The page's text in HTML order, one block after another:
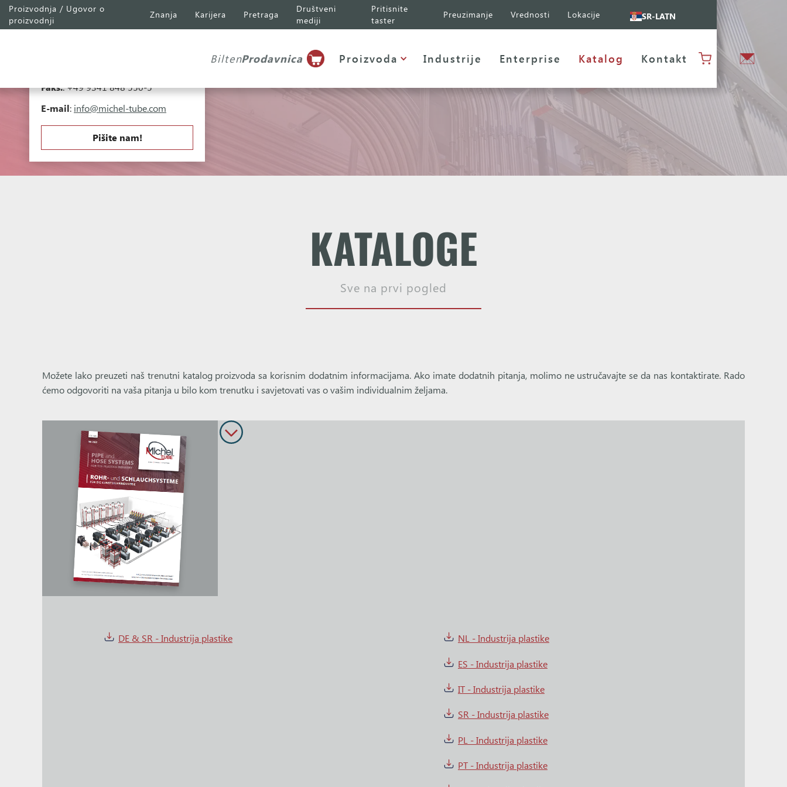
Michel Tube
Engineering GmbH
Faks.: +49 9341 848 550-5
E-mail: info@michel-tube.com
Pišite nam!
Proizvodnja / Ugovor o
proizvodnji
Znanja Karijera Pretraga
Društveni
mediji
Pritisnite
taster
Preuzimanje Vrednosti Lokacije SR-LATN
BiltenProdavnica Proizvoda Industrije Enterprise Katalog Kontakt
KATALOGE
Sve na prvi pogled
Možete lako preuzeti naš trenutni katalog proizvoda sa korisnim dodatnim informacijama. Ako imate dodatnih pitanja, molimo ne ustručavajte se da nas kontaktirate. Rado
ćemo odgovoriti na vaša pitanja u bilo kom trenutku i savjetovati vas o vašim individualnim željama.
Softver sličan katalogu Industrija plastike
DE & SR - Industrija plastike NL - Industrija plastike
ES - Industrija plastike
IT - Industrija plastike
SR - Industrija plastike
PL - Industrija plastike
PT - Industrija plastike